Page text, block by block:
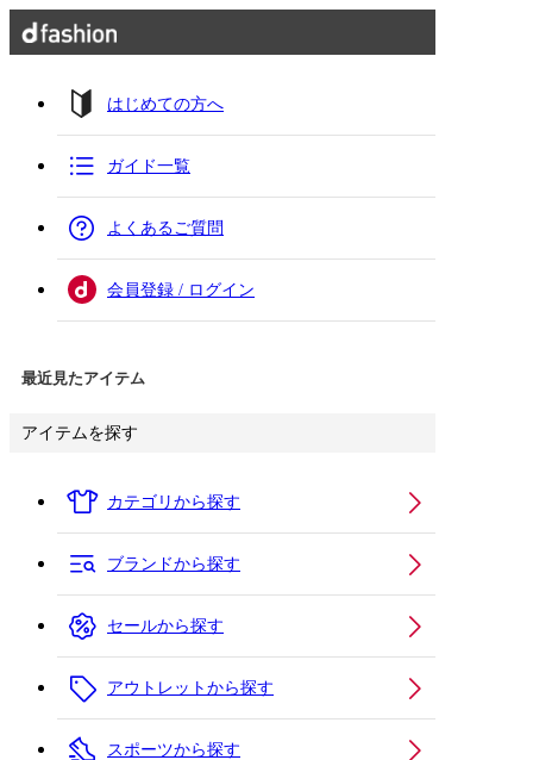
はじめての方へ
ガイド一覧
よくあるご質問
会員登録 / ログイン
最近見たアイテム
アイテムを探す
カテゴリから探す
ブランドから探す
セールから探す
アウトレットから探す
スポーツから探す